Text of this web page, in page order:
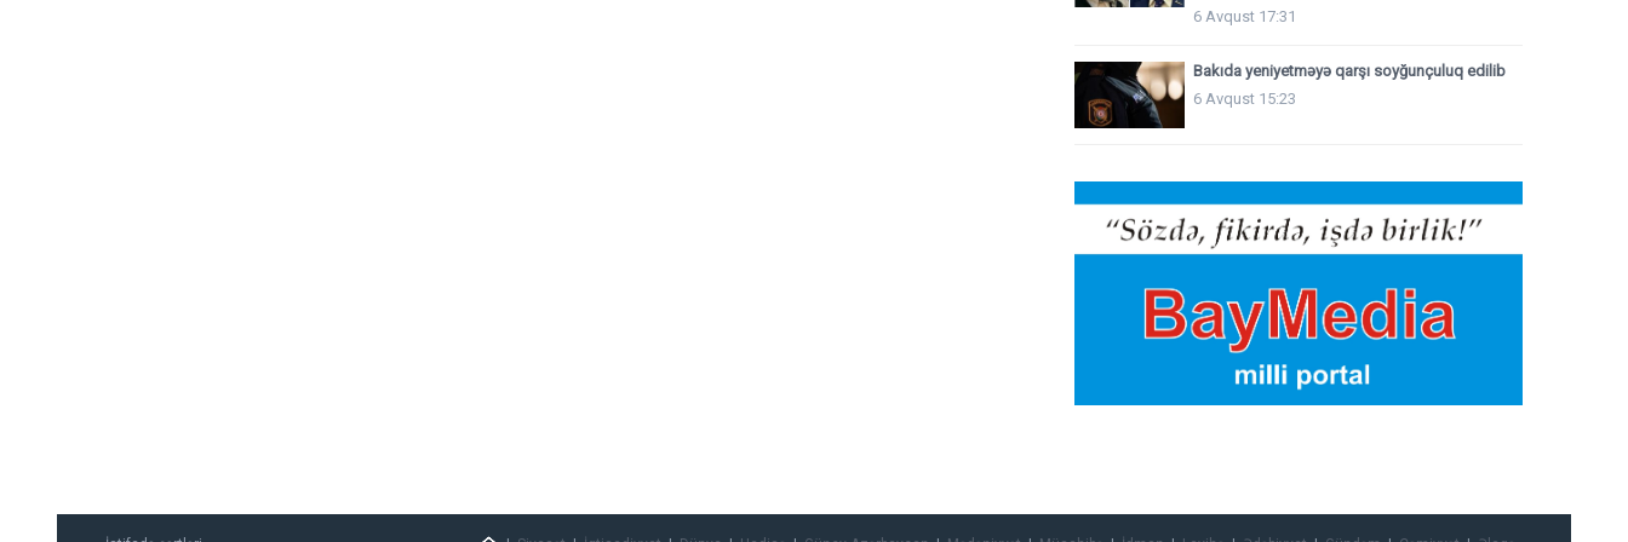
6 Avqust 17:31
Bakıda yeniyetməyə qarşı soyğunçuluq edilib
6 Avqust 15:23